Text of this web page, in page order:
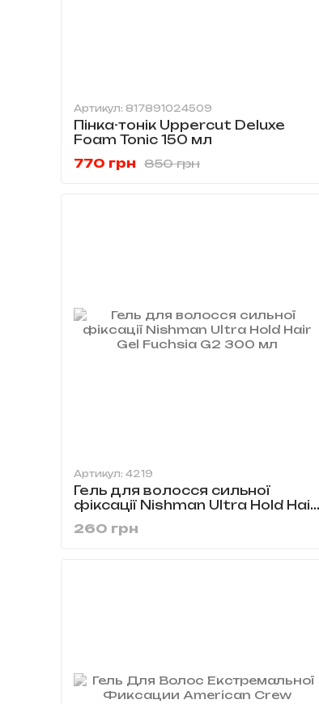
Артикул: 817891024509
Пінка-тонік Uppercut Deluxe
Foam Tonic 150 мл
850 грн
770 грн
Артикул: 4219
Гель для волосся сильної
фіксації Nishman Ultra Hold Hair
260 грн